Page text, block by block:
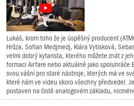
Lukáš, krom toho že je úspěšný producent
Hrůza, Sofian Medjmedj, Klára Vytisková,
velmi dobrý kytarista, kterého můžete znát z
formaci Airfare nebo aktuálně jako spoluhráče
svou vášní pro staré nástroje, kterých má ve
které nám ve videu skoro všechny předvedel.
postaven na čistě analogovém základu,